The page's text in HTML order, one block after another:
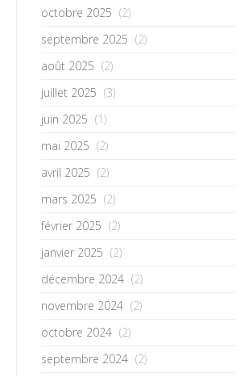
octobre 2025 (2)
septembre 2025 (2)
août 2025 (2)
juillet 2025 (3)
juin 2025 (1)
mai 2025 (2)
avril 2025 (2)
mars 2025 (2)
février 2025 (2)
janvier 2025 (2)
décembre 2024 (2)
novembre 2024 (2)
octobre 2024 (2)
septembre 2024 (2)